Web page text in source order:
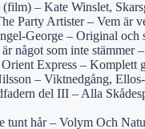
– Kate Winslet,
Party Artister – Vem är
George – Original och
något som inte stämmer
Express – Komplett
– Viktnedgång,
del III – Alla
tunt hår – Volym Och